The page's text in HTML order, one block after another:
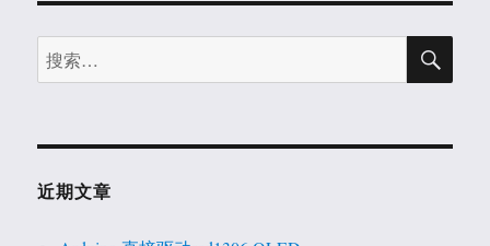
搜
索：
搜
近期文章